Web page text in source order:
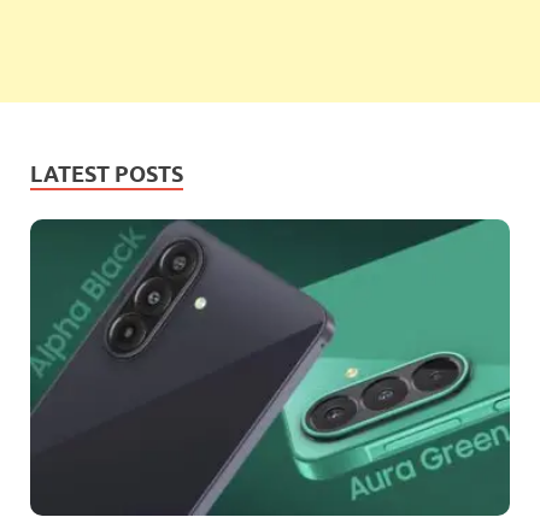
LATEST POSTS